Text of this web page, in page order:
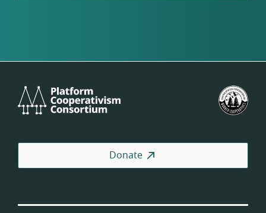
Cooperativism
Donate